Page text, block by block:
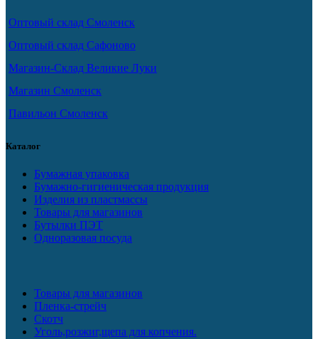
Оптовый склад Смоленск
Оптовый склад Сафоново
Магазин-Склад Великие Луки
Магазин Смоленск
Павильон Смоленск
Каталог
Бумажная упаковка
Бумажно-гигиеническая продукция
Изделия из пластмассы
Товары для магазинов
Бутылки ПЭТ
Одноразовая посуда
Товары для магазинов
Пленка-стрейч
Скотч
Уголь,розжиг,щепа для копчения.